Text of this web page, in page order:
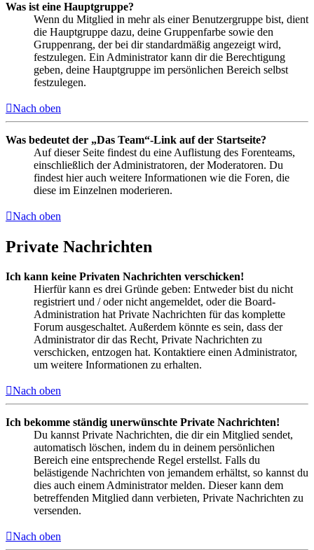
Was ist eine Hauptgruppe?
Wenn du Mitglied in mehr als einer Benutzergruppe bist, dient
die Hauptgruppe dazu, deine Gruppenfarbe sowie den
Gruppenrang, der bei dir standardmäßig angezeigt wird,
festzulegen. Ein Administrator kann dir die Berechtigung
geben, deine Hauptgruppe im persönlichen Bereich selbst
festzulegen.
Nach oben
Was bedeutet der „Das Team“-Link auf der Startseite?
Auf dieser Seite findest du eine Auflistung des Forenteams,
einschließlich der Administratoren, der Moderatoren. Du
findest hier auch weitere Informationen wie die Foren, die
diese im Einzelnen moderieren.
Nach oben
Private Nachrichten
Ich kann keine Privaten Nachrichten verschicken!
Hierfür kann es drei Gründe geben: Entweder bist du nicht
registriert und / oder nicht angemeldet, oder die Board-
Administration hat Private Nachrichten für das komplette
Forum ausgeschaltet. Außerdem könnte es sein, dass der
Administrator dir das Recht, Private Nachrichten zu
verschicken, entzogen hat. Kontaktiere einen Administrator,
um weitere Informationen zu erhalten.
Nach oben
Ich bekomme ständig unerwünschte Private Nachrichten!
Du kannst Private Nachrichten, die dir ein Mitglied sendet,
automatisch löschen, indem du in deinem persönlichen
Bereich eine entsprechende Regel erstellst. Falls du
belästigende Nachrichten von jemandem erhältst, so kannst du
dies auch einem Administrator melden. Dieser kann dem
betreffenden Mitglied dann verbieten, Private Nachrichten zu
versenden.
Nach oben